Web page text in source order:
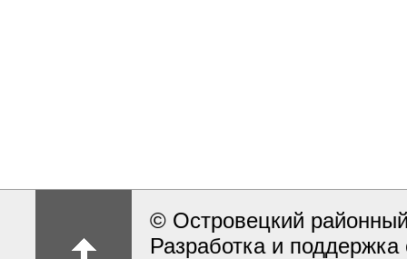
© Островецкий
Разработка и поддержка